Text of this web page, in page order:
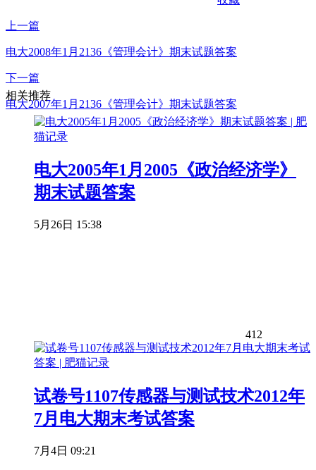
上一篇
电大2008年1月2136《管理会计》期末试题答案
下一篇
电大2007年1月2136《管理会计》期末试题答案
相关推荐
电大2005年1月2005《政治经济学》
期末试题答案
5月26日 15:38
412
试卷号1107传感器与测试技术2012年
7月电大期末考试答案
7月4日 09:21